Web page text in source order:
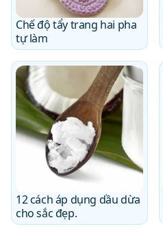
Chế độ tẩy trang hai pha
tự làm
12 cách áp dụng dầu dừa
cho sắc đẹp.